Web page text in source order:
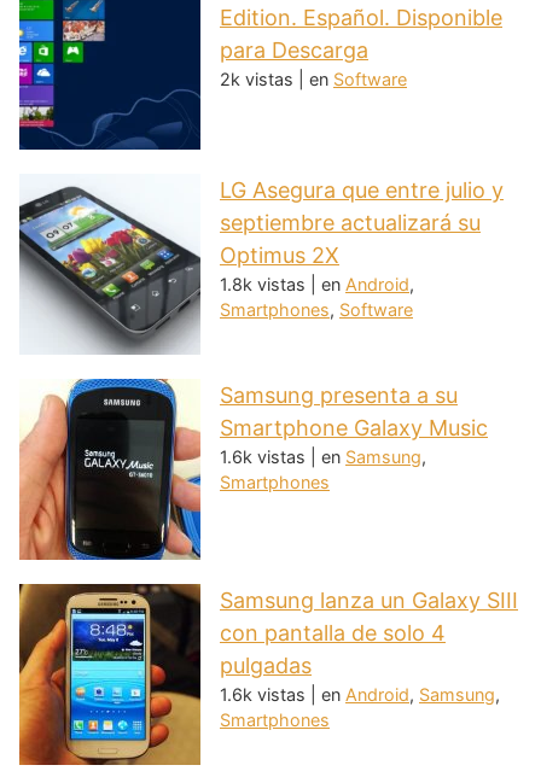
Edition. Español. Disponible
para Descarga
2k vistas en Software
LG Asegura que entre julio y
septiembre actualizará su
Optimus 2X
1.8k vistas en Android,
Smartphones, Software
Samsung presenta a su
Smartphone Galaxy Music
1.6k vistas en Samsung,
Smartphones
Samsung lanza un Galaxy SIII
con pantalla de solo 4
pulgadas
1.6k vistas en Android, Samsung,
Smartphones